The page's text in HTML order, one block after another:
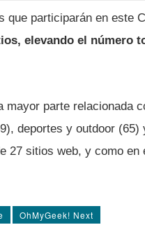
participarán en este
elevando el número
mayor parte relacionada
deportes y outdoor (65)
27 sitios web, y como en
OhMyGeek! Next